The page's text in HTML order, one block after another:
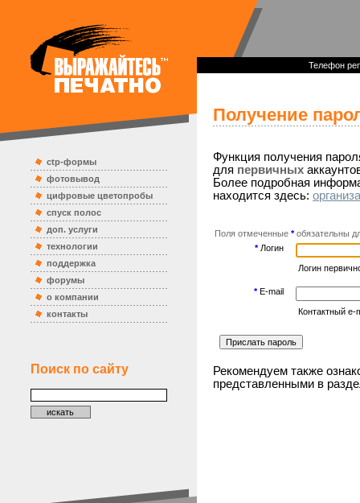
ctp-формы
фотовывод
цифровые цветопробы
спуск полос
доп. услуги
технологии
поддержка
форумы
о компании
контакты
Поиск по сайту
Телефон
Получение
Функция получения
для первичных
Более подробная
находится здесь:
Поля отмеченные *обязательны
*Логин
Логин
*E-mail
Контактный e-
Рекомендуем также
представленными в